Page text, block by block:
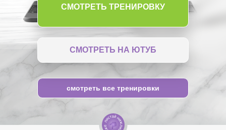
смотреть все тренировки
СМОТРЕТЬ ТРЕНИРОВКУ
СМОТРЕТЬ НА ЮТУБ